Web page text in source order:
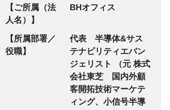
【ご所属（法
人名）】
BHオフィス
【所属部署／
役職】
代表 半導体&サス
テナビリティエバン
ジェリスト （元 株式
会社東芝 国内外顧
客開拓技術マーケテ
ィング、小信号半導